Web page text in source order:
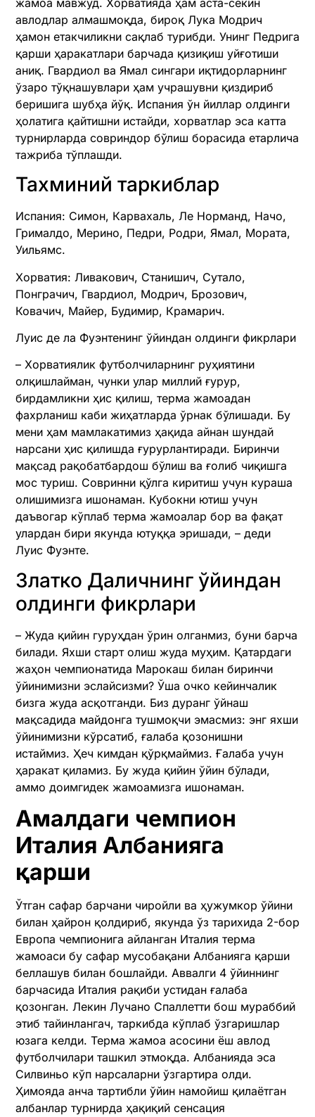
авлодлар алмашмоқда, бироқ Лука Модрич
ҳамон етакчиликни сақлаб турибди. Унинг Педрига
қарши ҳаракатлари барчада қизиқиш уйғотиши
аниқ. Гвардиол ва Ямал сингари иқтидорларнинг
ўзаро тўқнашувлари ҳам учрашувни қиздириб
беришига шубҳа йўқ. Испания ўн йиллар олдинги
ҳолатига қайтишни истайди, хорватлар эса катта
турнирларда совриндор бўлиш борасида етарлича
тажриба тўплашди.
Тахминий таркиблар
Испания: Симон, Карвахаль, Ле Норманд, Начо,
Грималдо, Мерино, Педри, Родри, Ямал, Мората,
Уильямс.
Хорватия: Ливакович, Станишич, Сутало,
Понграчич, Гвардиол, Модрич, Брозович,
Ковачич, Майер, Будимир, Крамарич.
Луис де ла Фуэнтенинг ўйиндан олдинги фикрлари
– Хорватиялик футболчиларнинг руҳиятини
олқишлайман, чунки улар миллий ғурур,
бирдамликни ҳис қилиш, терма жамоадан
фахрланиш каби жиҳатларда ўрнак бўлишади. Бу
мени ҳам мамлакатимиз ҳақида айнан шундай
нарсани ҳис қилишда ғурурлантиради. Биринчи
мақсад рақобатбардош бўлиш ва ғолиб чиқишга
мос туриш. Совринни қўлга киритиш учун кураша
олишимизга ишонаман. Кубокни ютиш учун
даъвогар кўплаб терма жамоалар бор ва фақат
улардан бири якунда ютуққа эришади, – деди
Луис Фуэнте.
Златко Даличнинг ўйиндан
олдинги фикрлари
– Жуда қийин гуруҳдан ўрин олганмиз, буни барча
билади. Яхши старт олиш жуда муҳим. Қатардаги
жаҳон чемпионатида Марокаш билан биринчи
ўйинимизни эслайсизми? Ўша очко кейинчалик
бизга жуда асқотганди. Биз дуранг ўйнаш
мақсадида майдонга тушмоқчи эмасмиз: энг яхши
ўйинимизни кўрсатиб, ғалаба қозонишни
истаймиз. Ҳеч кимдан қўрқмаймиз. Ғалаба учун
ҳаракат қиламиз. Бу жуда қийин ўйин бўлади,
аммо доимгидек жамоамизга ишонаман.
Амалдаги чемпион
Италия Албанияга
қарши
Ўтган сафар барчани чиройли ва ҳужумкор ўйини
билан ҳайрон қолдириб, якунда ўз тарихида 2-бор
Европа чемпионига айланган Италия терма
жамоаси бу сафар мусобақани Албанияга қарши
беллашув билан бошлайди. Аввалги 4 ўйиннинг
барчасида Италия рақиби устидан ғалаба
қозонган. Лекин Лучано Спаллетти бош мураббий
этиб тайинлангач, таркибда кўплаб ўзгаришлар
юзага келди. Терма жамоа асосини ёш авлод
футболчилари ташкил этмоқда. Албанияда эса
Силвиньо кўп нарсаларни ўзгартира олди.
Ҳимояда анча тартибли ўйин намойиш қилаётган
албанлар турнирда ҳақиқий сенсация